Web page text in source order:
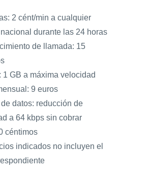
2 cént/min a cualquier
durante las 24 horas
de llamada: 15
1 GB a máxima velocidad
9 euros
datos: reducción de
a 64 kbps sin cobrar
céntimos
indicados no incluyen el